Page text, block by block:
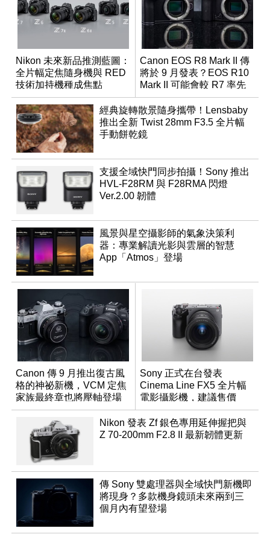
Nikon 未來新品推測藍圖：
全片幅定焦隨身機與 RED
技術加持機種成焦點
Canon EOS R8 Mark II 傳
將於 9 月發表？EOS R10
Mark II 可能會較 R7 率先
推出
經典旋轉散景隨身攜帶！Lensbaby
推出全新 Twist 28mm F3.5 全片幅
手動餅乾鏡
支援全域快門同步拍攝！Sony 推出
HVL-F28RM 與 F28RMA 閃燈
Ver.2.00 韌體
風景與星空攝影師的氣象決策利
器：專業解讀光影與雲層的智慧
App「Atmos」登場
Canon 傳 9 月推出復古風
格的神祕新機，VCM 定焦
家族最終章也將壓軸登場
Sony 正式在台發表
Cinema Line FX5 全片幅
電影攝影機，建議售價
NT$144,980
Nikon 發表 Zf 銀色專用延伸握把與
Z 70-200mm F2.8 II 最新韌體更新
傳 Sony 雙處理器與全域快門新機即
將現身？多款機身鏡頭未來兩到三
個月內有望登場